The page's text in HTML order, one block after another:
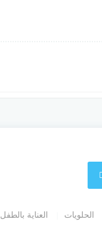
الحلويات العناية بالطفل